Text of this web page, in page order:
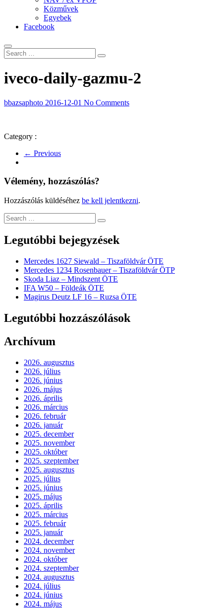
Közművek
Egyebek
Facebook
iveco-daily-gazmu-2
bbazsaphoto 2016-12-01 No Comments
Category :
← Previous
Vélemény, hozzászólás?
Hozzászólás küldéséhez be kell jelentkezni.
Legutóbbi bejegyzések
Mercedes 1627 Siewald – Tiszaföldvár ÖTE
Mercedes 1234 Rosenbauer – Tiszaföldvár ÖTP
Skoda Liaz – Mindszent ÖTE
IFA W50 – Földeák ÖTE
Magirus Deutz LF 16 – Ruzsa ÖTE
Legutóbbi hozzászólások
Archívum
2026. augusztus
2026. július
2026. június
2026. május
2026. április
2026. március
2026. február
2026. január
2025. december
2025. november
2025. október
2025. szeptember
2025. augusztus
2025. július
2025. június
2025. május
2025. április
2025. március
2025. február
2025. január
2024. december
2024. november
2024. október
2024. szeptember
2024. augusztus
2024. július
2024. június
2024. május